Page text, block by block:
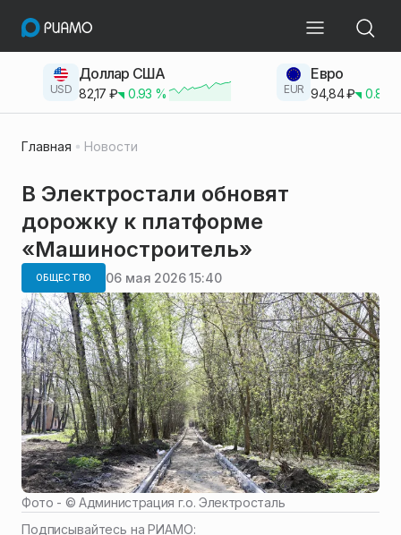
USD
Доллар США
82,17 ₽ 0.93 % EUR
Евро
94,84₽ 0.83
Главная Новости
В Электростали обновят
дорожку к платформе
«Машиностроитель»
ОБЩЕСТВО 06 мая 2026 15:40
Фото - ©Администрация г.о. Электросталь
Подписывайтесь на РИАМО: